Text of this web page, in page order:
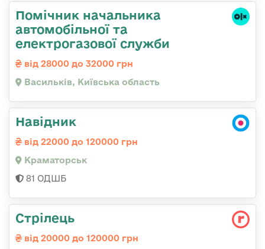
Помічник начальника
автомобільної та
електрогазової служби
від 28000 до 32000 грн
Васильків, Київська область
Навідник
від 22000 до 120000 грн
Краматорськ
81 ОДШБ
Стрілець
від 20000 до 120000 грн